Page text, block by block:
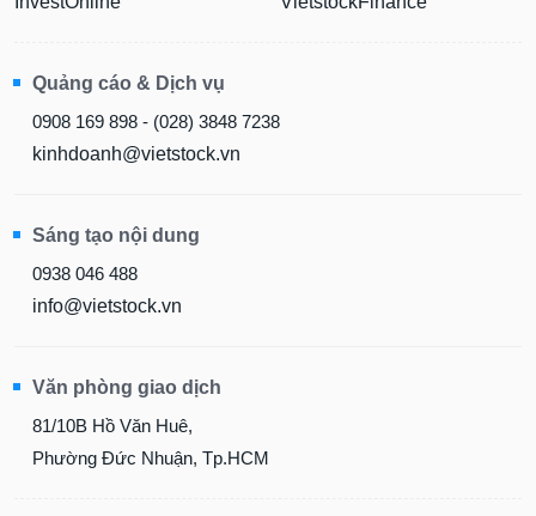
Quảng cáo & Dịch vụ
0908 169 898 - (028) 3848 7238
kinhdoanh@vietstock.vn
Sáng tạo nội dung
0938 046 488
info@vietstock.vn
Văn phòng giao dịch
81/10B Hồ Văn Huê,
Phường Đức Nhuận, Tp.HCM